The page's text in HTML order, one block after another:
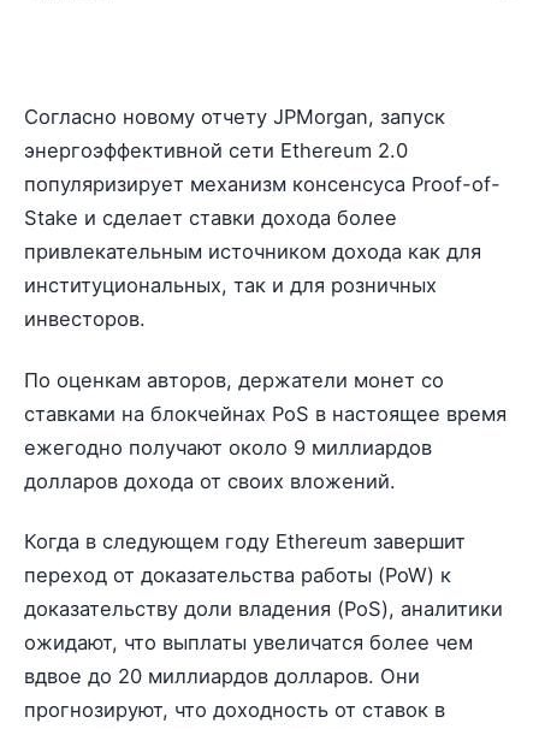
Согласно новому отчету JPMorgan, запуск
энергоэффективной сети Ethereum 2.0
популяризирует механизм консенсуса Proof-of-
Stake и сделает ставки дохода более
привлекательным источником дохода как для
институциональных, так и для розничных
инвесторов.
По оценкам авторов, держатели монет со
ставками на блокчейнах PoS в настоящее время
ежегодно получают около 9 миллиардов
долларов дохода от своих вложений.
Когда в следующем году Ethereum завершит
переход от доказательства работы (PoW) к
доказательству доли владения (PoS), аналитики
ожидают, что выплаты увеличатся более чем
вдвое до 20 миллиардов долларов. Они
прогнозируют, что доходность от ставок в